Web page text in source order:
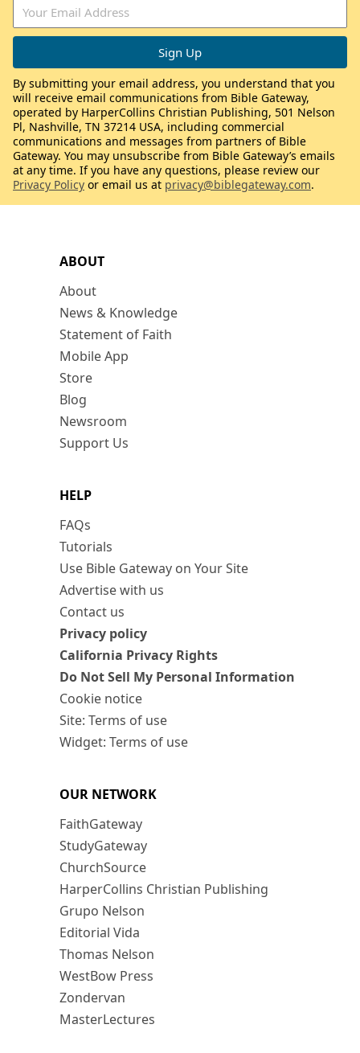
ABOUT
About
News & Knowledge
Statement of Faith
Mobile App
Store
Blog
Newsroom
Support Us
HELP
FAQs
Tutorials
Use Bible Gateway on Your Site
Advertise with us
Contact us
Privacy policy
California Privacy Rights
Do Not Sell My Personal Information
Cookie notice
Site: Terms of use
Widget: Terms of use
OUR NETWORK
FaithGateway
StudyGateway
ChurchSource
HarperCollins Christian Publishing
Grupo Nelson
Editorial Vida
Thomas Nelson
WestBow Press
Zondervan
MasterLectures
By submitting your email address, you understand that you
will receive email communications from Bible Gateway,
operated by HarperCollins Christian Publishing, 501 Nelson
Pl, Nashville, TN 37214 USA, including commercial
communications and messages from partners of Bible
Gateway. You may unsubscribe from Bible Gateway’s emails
at any time. If you have any questions, please review our
Privacy Policy or email us at privacy@biblegateway.com.